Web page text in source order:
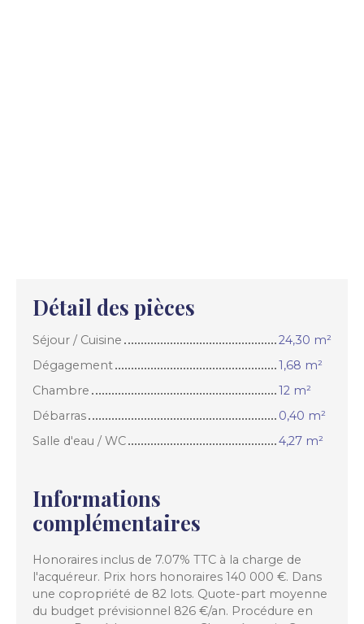
Détail des pièces
Séjour / Cuisine
24,30 m²
Dégagement
1,68 m²
Chambre
12 m²
Débarras
0,40 m²
Salle d'eau / WC
4,27 m²
Informations
complémentaires
Honoraires inclus de 7.07% TTC à la charge de
l'acquéreur. Prix hors honoraires 140 000 €. Dans
une copropriété de 82 lots. Quote-part moyenne
du budget prévisionnel 826 €/an. Procédure en